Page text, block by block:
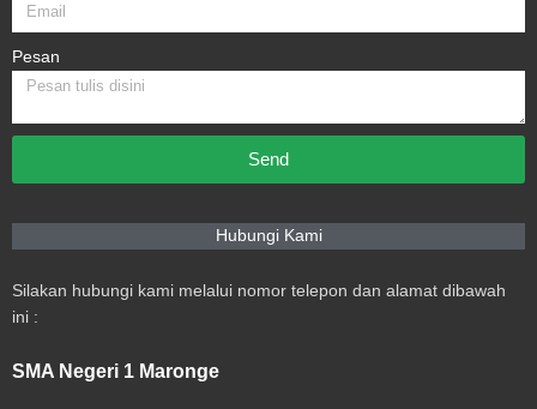
Pesan
Send
Hubungi Kami
Silakan hubungi kami melalui nomor telepon dan alamat dibawah
ini :
SMA Negeri 1 Maronge